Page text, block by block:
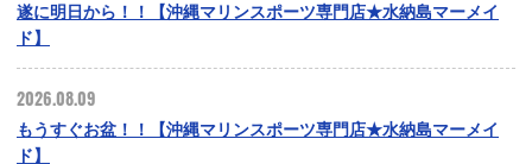
遂に明日から！！【沖縄マリンスポーツ専門店★水納島マーメイ
ド】
2026.08.09
もうすぐお盆！！【沖縄マリンスポーツ専門店★水納島マーメイ
ド】